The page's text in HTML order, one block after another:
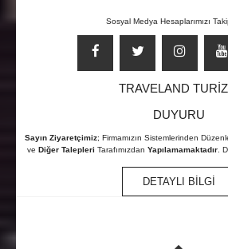
ALMATI (ALMATY)
7/24 ONLİNE ÇAĞRI
Sosyal Medya Hesaplarımızı
TRAVELAND
DUYURU
Sayın Ziyaretçimiz; Firmamızın Sistemlerinden
ve Diğer Talepleri Tarafımızdan Yapılamamaktadır.
DETAYLI BİLGİ